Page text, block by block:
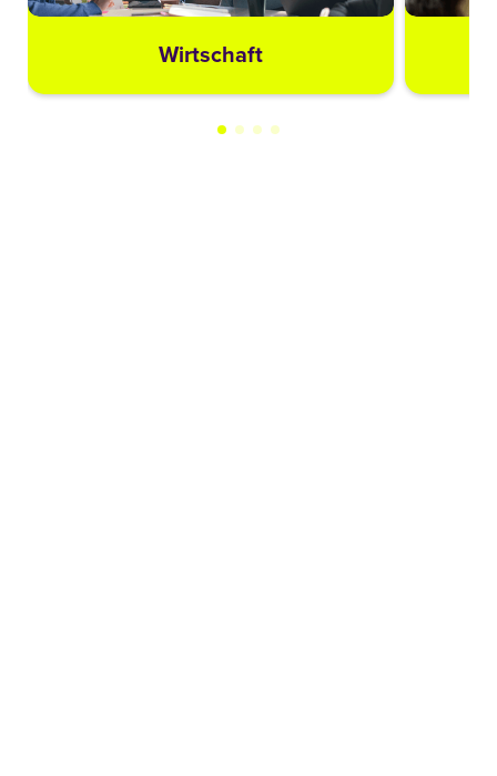
Wirtschaft